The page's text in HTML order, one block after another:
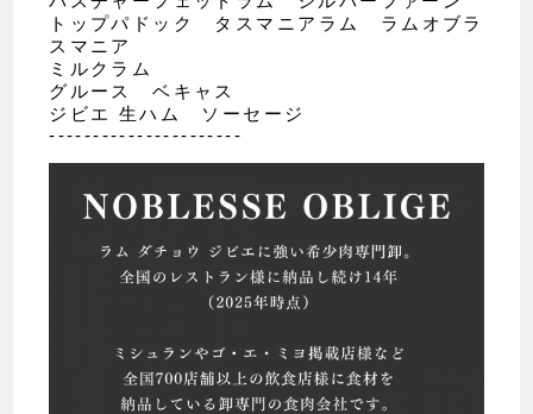
トップパドック タスマニアラム ラムオブラ
スマニア
ミルクラム
グルース ベキャス
ジビエ 生ハム ソーセージ
----------------------